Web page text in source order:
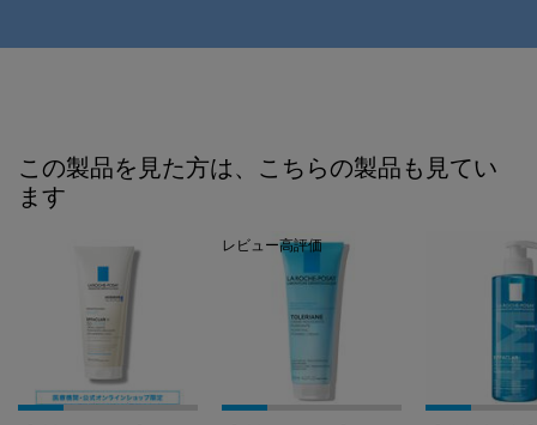
この製品を見た方は、こちらの製品も見てい
ます
レビュー高評価